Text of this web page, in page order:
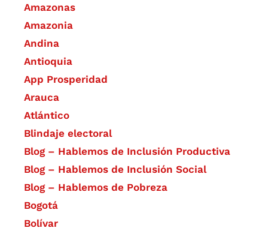
Amazonas
Amazonia
Andina
Antioquia
App Prosperidad
Arauca
Atlántico
Blindaje electoral
Blog – Hablemos de Inclusión Productiva
Blog – Hablemos de Inclusión Social
Blog – Hablemos de Pobreza
Bogotá
Bolívar